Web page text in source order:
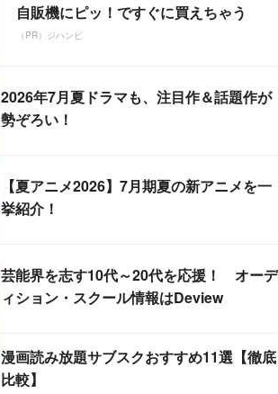
自販機にピッ！ですぐに買えちゃう
（PR）ジハンピ
2026年7月夏ドラマも、注目作＆話題作が
勢ぞろい！
【夏アニメ2026】7月期夏の新アニメを一
挙紹介！
芸能界を志す10代～20代を応援！ オーデ
ィション・スクール情報はDeview
漫画読み放題サブスクおすすめ11選【徹底
比較】